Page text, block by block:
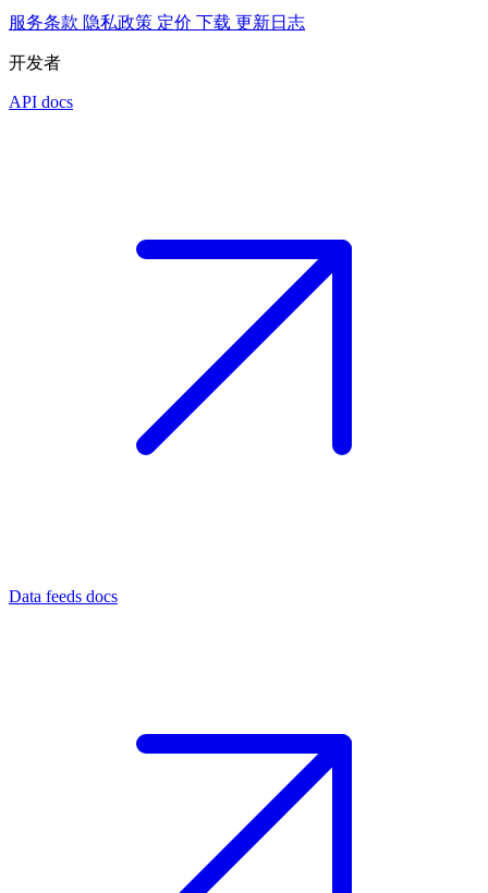
服务条款 隐私政策 定价 下载 更新日志
开发者
API docs
Data feeds docs